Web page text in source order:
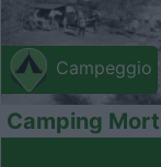
Campeggio
Camping